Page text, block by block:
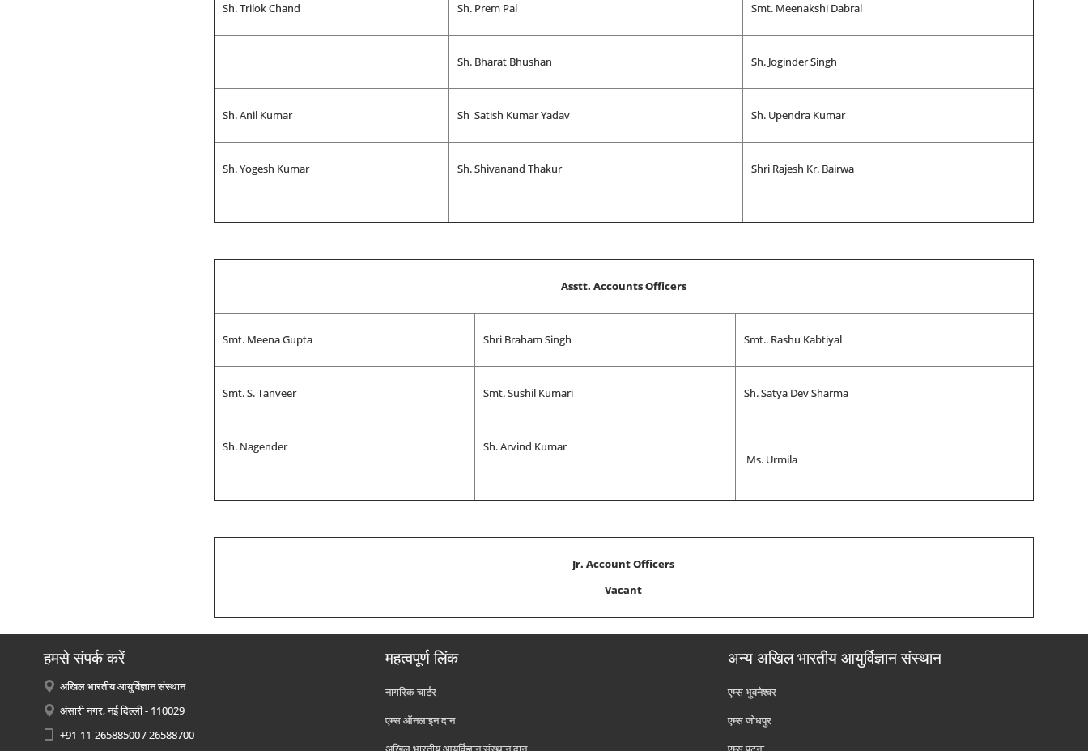
Sh. Trilok Chand Sh. Prem Pal Smt. Meenakshi Dabral
Sh. Bharat Bhushan Sh. Joginder Singh
Sh. Anil Kumar Sh Satish Kumar Yadav Sh. Upendra Kumar
Sh. Yogesh Kumar Sh. Shivanand Thakur Shri Rajesh Kr. Bairwa
Asstt. Accounts Officers
Smt. Meena Gupta Shri Braham Singh Smt.. Rashu Kabtiyal
Smt. S. Tanveer Smt. Sushil Kumari Sh. Satya Dev Sharma
Sh. Nagender
Sh. Arvind Kumar
Ms. Urmila
Jr. Account Officers
Vacant
हमसे संपर्क करें
अखिल भारतीय आयुर्विज्ञान संस्थान
अंसारी नगर, नई दिल्ली - 110029
+91-11-26588500 / 26588700
महत्वपूर्ण लिंक
नागरिक चार्टर
एम्स ऑनलाइन दान
अन्य अखिल भारतीय आयुर्विज्ञान संस्थान
एम्‍स भुवनेश्वर
एम्‍स जोधपुर